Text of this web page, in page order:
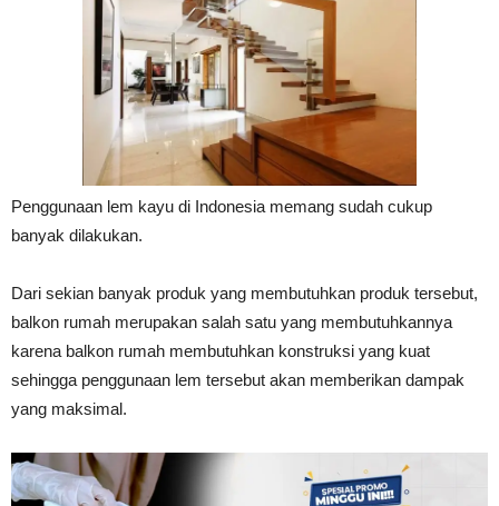
Tahan
Lama
Penggunaan lem kayu di Indonesia memang sudah cukup
banyak dilakukan.
Dari sekian banyak produk yang membutuhkan produk tersebut,
balkon rumah merupakan salah satu yang membutuhkannya
karena balkon rumah membutuhkan konstruksi yang kuat
sehingga penggunaan lem tersebut akan memberikan dampak
yang maksimal.